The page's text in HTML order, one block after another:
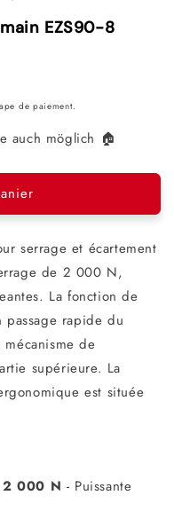
EZS90-8
de paiement.
auch möglich 🏠
serrage et écartement
de 2 000 N,
La fonction de
passage rapide du
de
supérieure. La
est située
2 000 N - Puissante